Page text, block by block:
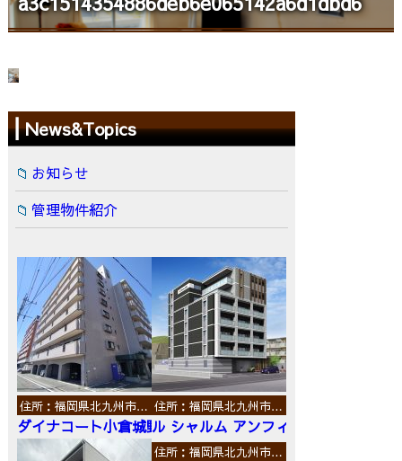
News&Topics
お知らせ
管理物件紹介
住所：福岡県北九州市…
ダイナコート小倉城野
住所：福岡県北九州市…
ル シャルム アンフィニ
住所：福岡県北九州市…